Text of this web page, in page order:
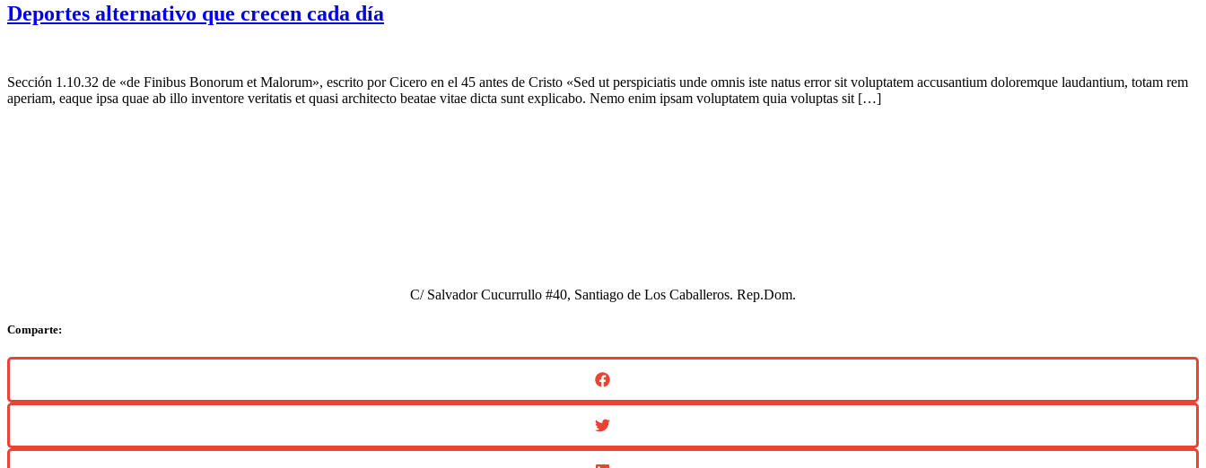
Deportes alternativo que crecen cada día
Sección 1.10.32 de «de Finibus Bonorum et Malorum», escrito por Cicero en el 45 antes de Cristo «Sed ut perspiciatis unde omnis iste natus error sit voluptatem accusantium doloremque laudantium, totam rem
aperiam, eaque ipsa quae ab illo inventore veritatis et quasi architecto beatae vitae dicta sunt explicabo. Nemo enim ipsam voluptatem quia voluptas sit […]
C/ Salvador Cucurrullo #40, Santiago de Los Caballeros. Rep.Dom.
Comparte: